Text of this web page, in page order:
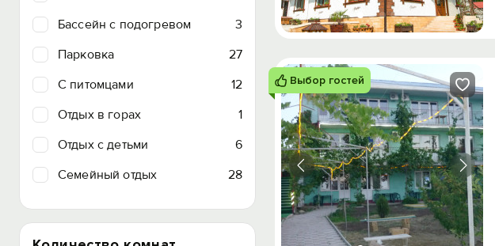
Бассейн с подогревом
3
Парковка
27
C питомцами
12
Отдых в горах
1
Отдых с детьми
6
Семейный отдых
28
Выбор гостей